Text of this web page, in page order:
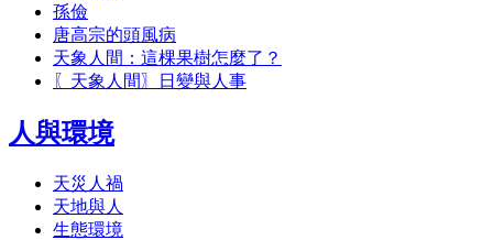
孫儉
唐高宗的頭風病
天象人間：這棵果樹怎麼了？
〖天象人間〗日變與人事
人與環境
天災人禍
天地與人
生態環境